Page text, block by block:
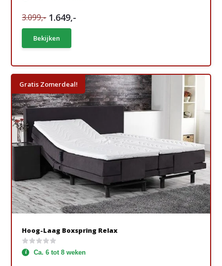
3.099,- 1.649,-
Bekijken
Gratis Zomerdeal!
Hoog-Laag Boxspring Relax
Ca. 6 tot 8 weken